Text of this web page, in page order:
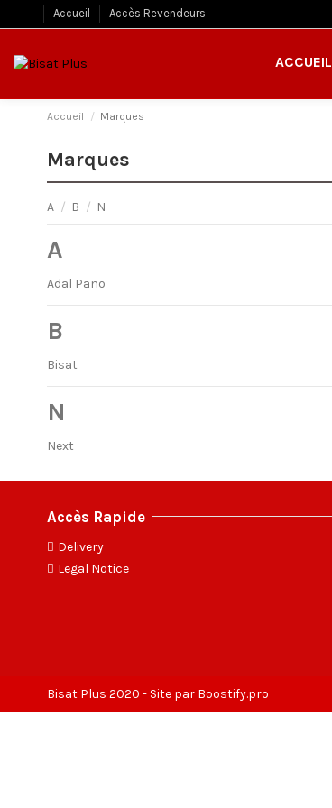
Accueil Accès Revendeurs
ACCUEIL
Accueil Marques
Marques
A / B / N
A
Adal Pano
B
Bisat
N
Next
Accès Rapide
Delivery
Legal Notice
Bisat Plus 2020 - Site par Boostify.pro